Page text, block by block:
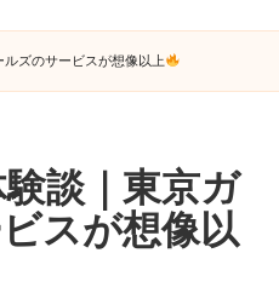
ズのサービスが想像以上
談｜東京ガ
スが想像以